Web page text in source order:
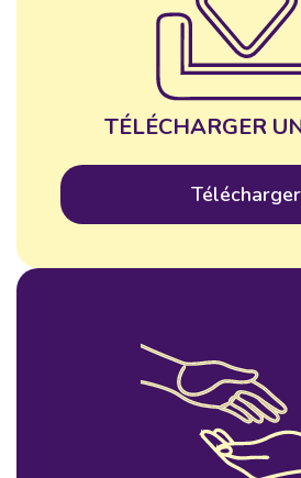
TÉLÉCHARGER
Télécharger